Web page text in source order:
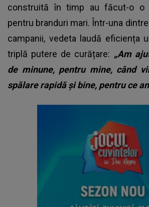
construită în timp au făcut-o o
pentru branduri mari. Într-una
campanii, vedeta laudă eficiența
triplă putere de curățare: „Am
de minune, pentru mine, când
spălare rapidă și bine, pentru ce